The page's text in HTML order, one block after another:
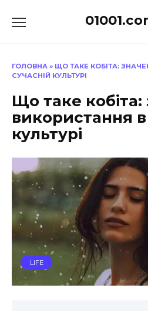
до
ГОЛОВНА » ЩО ТАКЕ КОБІТА:
СУЧАСНІЙ КУЛЬТУРІ
Що таке кобіта:
використання в
культурі
LIFE